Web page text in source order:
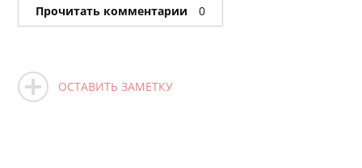
Прочитать комментарии 0
ОСТАВИТЬ ЗАМЕТКУ